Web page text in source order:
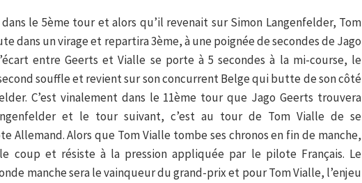
le 5ème tour et alors qu’il revenait sur Simon Langenfelder, Tom
dans un virage et repartira 3ème, à une poignée de secondes de Jago
entre Geerts et Vialle se porte à 5 secondes à la mi-course, le
souffle et revient sur son concurrent Belge qui butte de son côté
C’est vinalement dans le 11ème tour que Jago Geerts trouvera
et le tour suivant, c’est au tour de Tom Vialle de se
Allemand. Alors que Tom Vialle tombe ses chronos en fin de manche,
coup et résiste à la pression appliquée par le pilote Français. Le
manche sera le vainqueur du grand-prix et pour Tom Vialle, l’enjeu